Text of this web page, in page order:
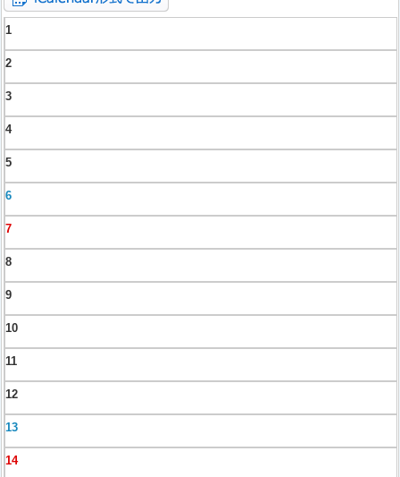
1
2
3
4
5
6
7
8
9
10
11
12
13
14